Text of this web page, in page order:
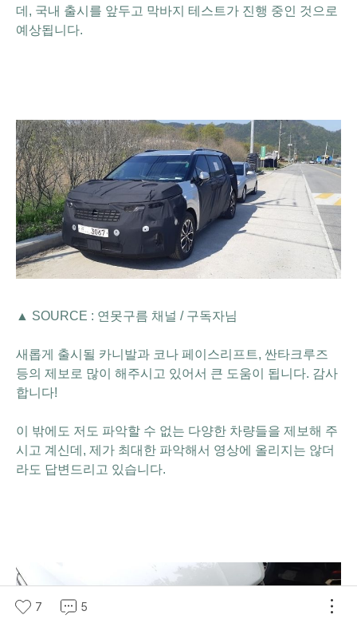
데, 국내 출시를 앞두고 막바지 테스트가 진행 중인 것으로
예상됩니다.
▲ SOURCE : 연못구름 채널 / 구독자님
새롭게 출시될 카니발과 코나 페이스리프트, 싼타크루즈
등의 제보로 많이 해주시고 있어서 큰 도움이 됩니다. 감사
합니다!
이 밖에도 저도 파악할 수 없는 다양한 차량들을 제보해 주
시고 계신데, 제가 최대한 파악해서 영상에 올리지는 않더
라도 답변드리고 있습니다.
7 5